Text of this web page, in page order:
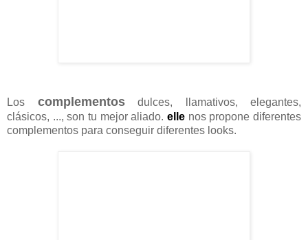
Los complementosdulces, llamativos, elegantes,
clásicos, ..., son tu mejor aliado. elle nos propone diferentes
complementos para conseguir diferentes looks.